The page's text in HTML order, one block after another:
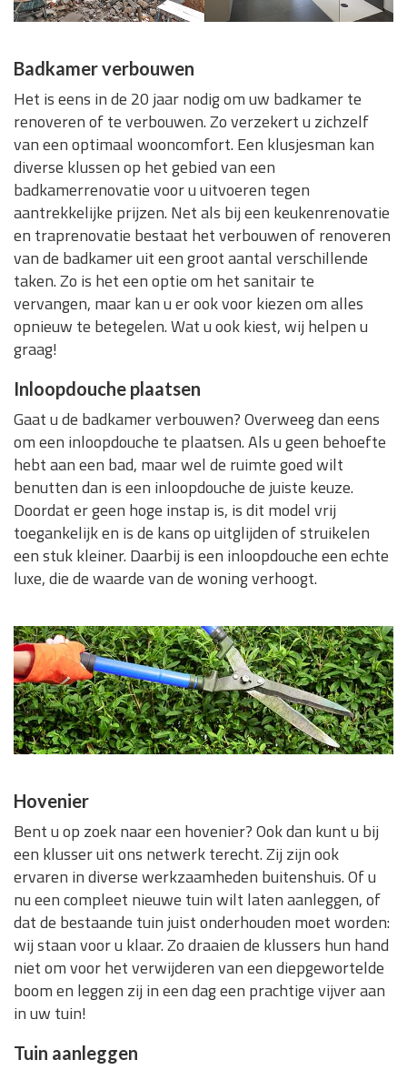
Badkamer verbouwen
Het is eens in de 20 jaar nodig om uw badkamer te
renoveren of te verbouwen. Zo verzekert u zichzelf
van een optimaal wooncomfort. Een klusjesman kan
diverse klussen op het gebied van een
badkamerrenovatie voor u uitvoeren tegen
aantrekkelijke prijzen. Net als bij een keukenrenovatie
en traprenovatie bestaat het verbouwen of renoveren
van de badkamer uit een groot aantal verschillende
taken. Zo is het een optie om het sanitair te
vervangen, maar kan u er ook voor kiezen om alles
opnieuw te betegelen. Wat u ook kiest, wij helpen u
graag!
Inloopdouche plaatsen
Gaat u de badkamer verbouwen? Overweeg dan eens
om een inloopdouche te plaatsen. Als u geen behoefte
hebt aan een bad, maar wel de ruimte goed wilt
benutten dan is een inloopdouche de juiste keuze.
Doordat er geen hoge instap is, is dit model vrij
toegankelijk en is de kans op uitglijden of struikelen
een stuk kleiner. Daarbij is een inloopdouche een echte
luxe, die de waarde van de woning verhoogt.
Hovenier
Bent u op zoek naar een hovenier? Ook dan kunt u bij
een klusser uit ons netwerk terecht. Zij zijn ook
ervaren in diverse werkzaamheden buitenshuis. Of u
nu een compleet nieuwe tuin wilt laten aanleggen, of
dat de bestaande tuin juist onderhouden moet worden:
wij staan voor u klaar. Zo draaien de klussers hun hand
niet om voor het verwijderen van een diepgewortelde
boom en leggen zij in een dag een prachtige vijver aan
in uw tuin!
Tuin aanleggen